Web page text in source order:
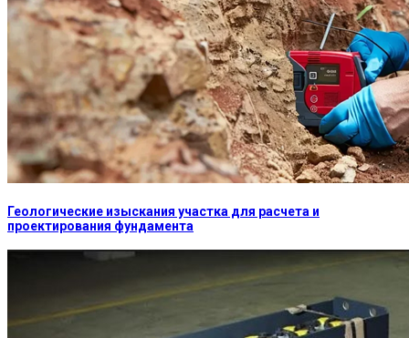
Геологические изыскания участка для расчета и
проектирования фундамента